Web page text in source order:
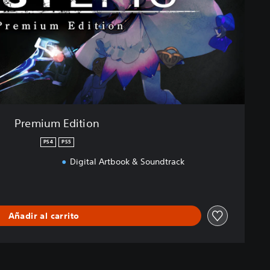
Premium Edition
PS4 PS5
Digital Artbook & Soundtrack
Añadir al carrito